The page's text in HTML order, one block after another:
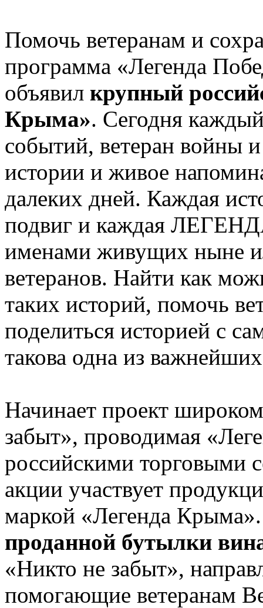
Помочь ветеранам и
программа «Легенда
объявил крупный
Крыма». Сегодня
событий, ветеран войны
истории и живое
далеких дней. Каждая
подвиг и каждая
именами живущих ныне
ветеранов. Найти как
таких историй, помочь
поделиться историей с
такова одна из
Начинает проект
забыт», проводимая
российскими торговыми
акции участвует
маркой «Легенда
проданной бутылки
«Никто не забыт»,
помогающие ветеранам